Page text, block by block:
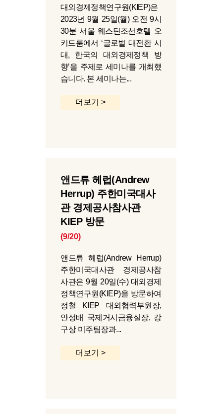
대외경제정책연구원(KIEP)은
2023년 9월 25일(월) 오전 9시
30분 서울 웨스틴조선호텔 오
키드룸에서 ‘글로벌 대전환 시
대, 한국의 대외경제정책 방
향’을 주제로 세미나를 개최했
습니다. 본 세미나는...
더보기 >
앤드류 헤럽(Andrew
Herrup) 주한미국대사
관 경제공사참사관
KIEP 방문
(9/20)
앤드류 헤럽(Andrew Herrup)
주한미국대사관 경제공사참
사관은 9월 20일(수) 대외경제
정책연구원(KIEP)을 방문하여
정철 KIEP 대외협력부원장,
안성배 국제거시금융실장, 강
구상 미주팀장과...
더보기 >